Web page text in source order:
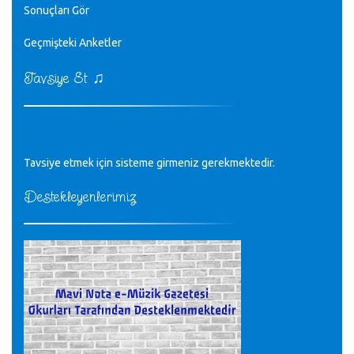
♪
sayın müfit bey bilgilerinizi kontrol edi 6440 sayılı cso
CÜNEYT BALKIZ - 15.11.2022
Sonuçları Gör
Geçmişteki Anketler
Tavsiye Et ♫
Tavsiye etmek için sisteme girmeniz gerekmektedir.
Destekleyenlerimiz